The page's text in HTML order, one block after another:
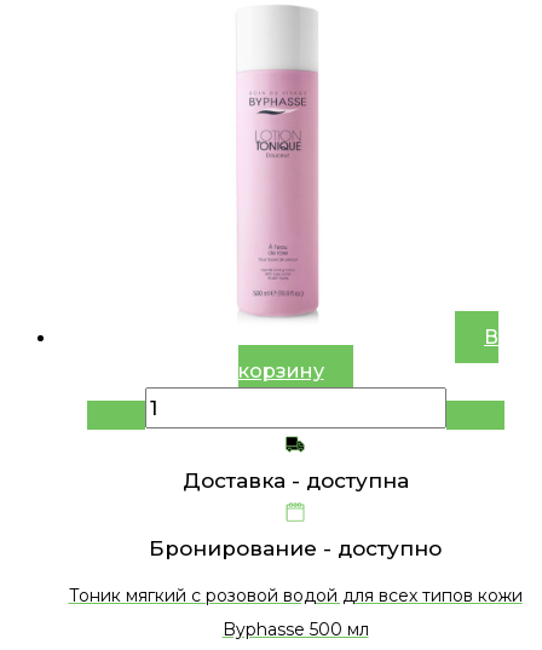
В
корзину
Доставка - доступна
Бронирование - доступно
Тоник мягкий с розовой водой для всех типов кожи
Byphasse 500 мл